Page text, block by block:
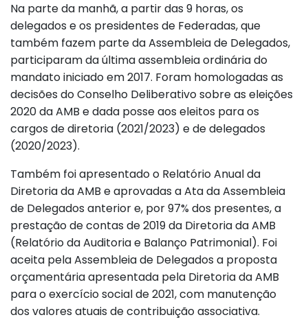
Na parte da manhã, a partir das 9 horas, os
delegados e os presidentes de Federadas, que
também fazem parte da Assembleia de Delegados,
participaram da última assembleia ordinária do
mandato iniciado em 2017. Foram homologadas as
decisões do Conselho Deliberativo sobre as eleições
2020 da AMB e dada posse aos eleitos para os
cargos de diretoria (2021/2023) e de delegados
(2020/2023).
Também foi apresentado o Relatório Anual da
Diretoria da AMB e aprovadas a Ata da Assembleia
de Delegados anterior e, por 97% dos presentes, a
prestação de contas de 2019 da Diretoria da AMB
(Relatório da Auditoria e Balanço Patrimonial). Foi
aceita pela Assembleia de Delegados a proposta
orçamentária apresentada pela Diretoria da AMB
para o exercício social de 2021, com manutenção
dos valores atuais de contribuição associativa.